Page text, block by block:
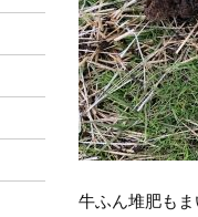
牛ふん堆肥もま